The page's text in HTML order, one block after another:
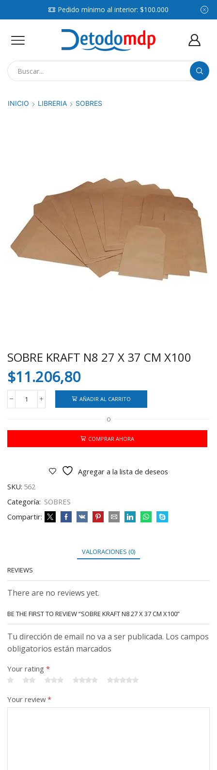
Pedido mínimo al interior: $100.000
INICIO LIBRERIA SOBRES
SOBRE KRAFT N8 27 X 37 CM X100
$11.206,80
SOBRE
KRAFT
27
37
cantidad
AÑADIR AL CARRITO
O
COMPRAR AHORA
Agregar a la lista de deseos
SKU: 562
Categoría: SOBRES
Compartir:
VALORACIONES (0)
REVIEWS
There are no reviews yet.
BE THE FIRST TO REVIEW “SOBRE KRAFT N8 27 X 37 CM X100”
Tu dirección de email no va a ser publicada. Los campos
obligatorios están marcados
Your rating *
Your review*